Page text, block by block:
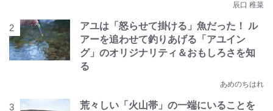
辰口 稚菜
アユは「怒らせて掛ける」魚だった！ ル
アーを追わせて釣りあげる「アユイン
グ」のオリジナリティ＆おもしろさを知
る
あめのちはれ
荒々しい「火山帯」の一端にいることを